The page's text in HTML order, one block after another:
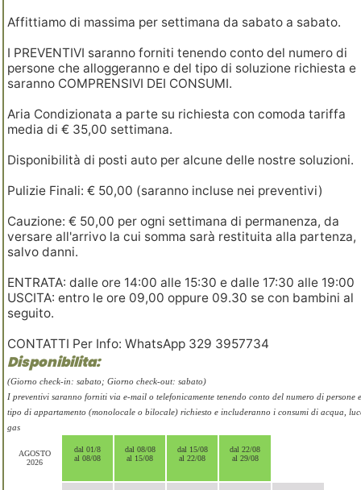
Affittiamo di massima per settimana da sabato a sabato.
I PREVENTIVI saranno forniti tenendo conto del numero di
persone che alloggeranno e del tipo di soluzione richiesta e
saranno COMPRENSIVI DEI CONSUMI.
Aria Condizionata a parte su richiesta con comoda tariffa
media di € 35,00 settimana.
Disponibilità di posti auto per alcune delle nostre soluzioni.
Pulizie Finali: € 50,00 (saranno incluse nei preventivi)
Cauzione: € 50,00 per ogni settimana di permanenza, da
versare all'arrivo la cui somma sarà restituita alla partenza,
salvo danni.
ENTRATA: dalle ore 14:00 alle 15:30 e dalle 17:30 alle 19:00
USCITA: entro le ore 09,00 oppure 09.30 se con bambini al
seguito.
CONTATTI Per Info: WhatsApp 329 3957734
Disponibilita:
(Giorno check-in: sabato; Giorno check-out: sabato)
I preventivi saranno forniti via e-mail o telefonicamente tenendo conto del numero di persone
tipo di appartamento (monolocale o bilocale) richiesto e includeranno i consumi di acqua,
gas
AGOSTO
2026
dal 01/8
al 08/08
dal 08/08
al 15/08
dal 15/08
al 22/08
dal 22/08
al 29/08